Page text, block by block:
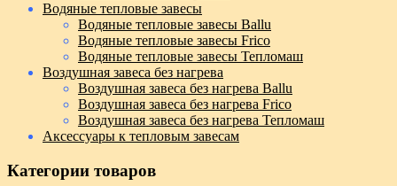
Водяные тепловые завесы
Водяные тепловые завесы Ballu
Водяные тепловые завесы Frico
Водяные тепловые завесы Тепломаш
Воздушная завеса без нагрева
Воздушная завеса без нагрева Ballu
Воздушная завеса без нагрева Frico
Воздушная завеса без нагрева Тепломаш
Аксессуары к тепловым завесам
Категории товаров